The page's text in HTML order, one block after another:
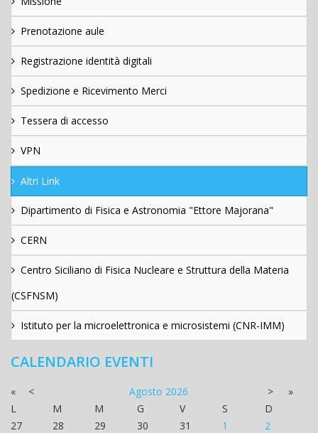
Prenotazione aule
Registrazione identità digitali
Spedizione e Ricevimento Merci
Tessera di accesso
VPN
Altri Link
Dipartimento di Fisica e Astronomia "Ettore Majorana"
CERN
Centro Siciliano di Fisica Nucleare e Struttura della Materia
(CSFNSM)
Istituto per la microelettronica e microsistemi (CNR-IMM)
CALENDARIO EVENTI
« < Agosto 2026 >
»
L
M M G V S
D
27
28 29 30 31 1
2